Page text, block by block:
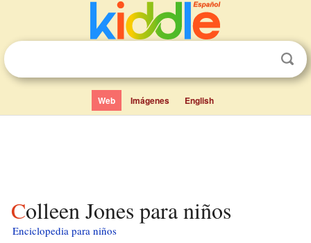
Web Imágenes English
Colleen Jones para niños
Enciclopedia para niños